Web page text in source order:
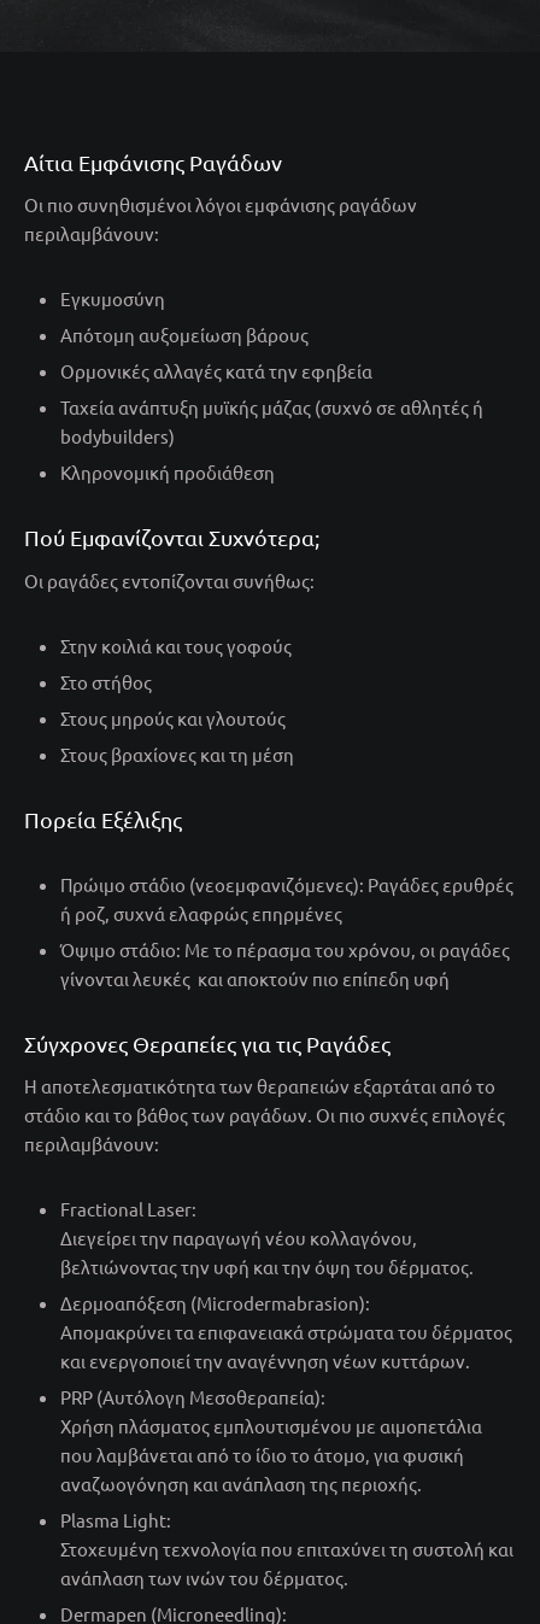
Αίτια Εμφάνισης Ραγάδων
Οι πιο συνηθισμένοι λόγοι εμφάνισης ραγάδων
περιλαμβάνουν:
Εγκυμοσύνη
Απότομη αυξομείωση βάρους
Ορμονικές αλλαγές κατά την εφηβεία
Ταχεία ανάπτυξη μυϊκής μάζας (συχνό σε αθλητές ή
bodybuilders)
Κληρονομική προδιάθεση
Πού Εμφανίζονται Συχνότερα;
Οι ραγάδες εντοπίζονται συνήθως:
Στην κοιλιά και τους γοφούς
Στο στήθος
Στους μηρούς και γλουτούς
Στους βραχίονες και τη μέση
Πορεία Εξέλιξης
Πρώιμο στάδιο (νεοεμφανιζόμενες): Ραγάδες ερυθρές
ή ροζ, συχνά ελαφρώς επηρμένες
Όψιμο στάδιο: Με το πέρασμα του χρόνου, οι ραγάδες
γίνονται λευκές και αποκτούν πιο επίπεδη υφή
Σύγχρονες Θεραπείες για τις Ραγάδες
Η αποτελεσματικότητα των θεραπειών εξαρτάται από το
στάδιο και το βάθος των ραγάδων. Οι πιο συχνές επιλογές
περιλαμβάνουν:
Fractional Laser:
Διεγείρει την παραγωγή νέου κολλαγόνου,
βελτιώνοντας την υφή και την όψη του δέρματος.
Δερμοαπόξεση (Microdermabrasion):
Απομακρύνει τα επιφανειακά στρώματα του δέρματος
και ενεργοποιεί την αναγέννηση νέων κυττάρων.
PRP (Αυτόλογη Μεσοθεραπεία):
Χρήση πλάσματος εμπλουτισμένου με αιμοπετάλια
που λαμβάνεται από το ίδιο το άτομο, για φυσική
αναζωογόνηση και ανάπλαση της περιοχής.
Plasma Light:
Στοχευμένη τεχνολογία που επιταχύνει τη συστολή και
ανάπλαση των ινών του δέρματος.
Dermapen (Microneedling):